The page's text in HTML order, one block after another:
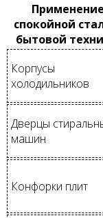
Применение
спокойной
бытовой
Корпусы
холодильников
Дверцы
машин
Конфорки плит